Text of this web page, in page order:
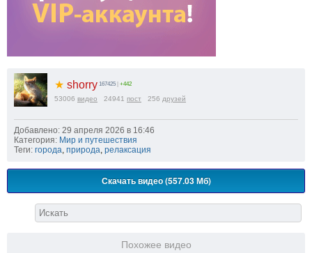
★ shorry 167425 | +442
53006 видео 24941 пост 256 друзей
Добавлено: 29 апреля 2026 в 16:46
Категория: Мир и путешествия
Теги: города природа релаксация
Скачать видео (557.03 Мб)
Похожее видео